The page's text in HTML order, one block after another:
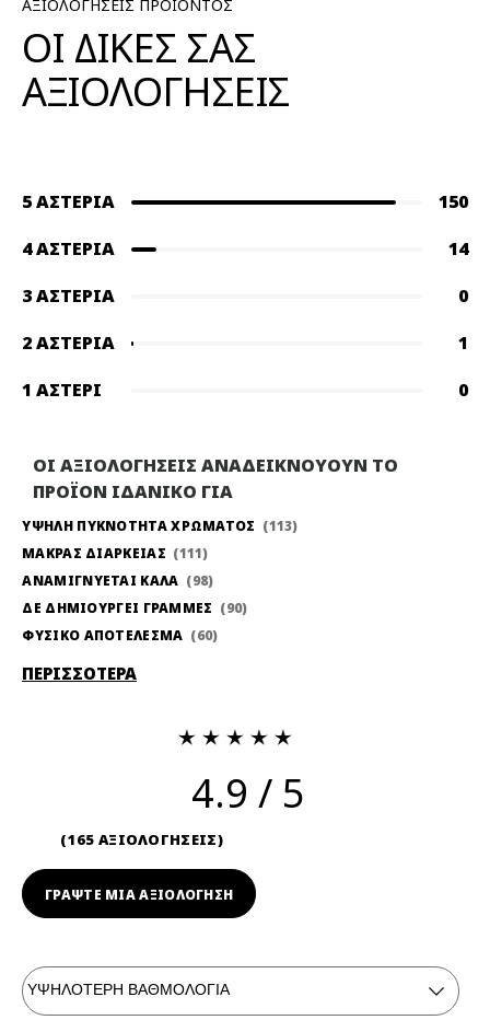
ΑΞΙΟΛΟΓΗΣΕΙΣ ΠΡΟΪΟΝΤΟΣ
ΟΙ ΔΙΚΕΣ ΣΑΣ
ΑΞΙΟΛΟΓΗΣΕΙΣ
5 ΑΣΤΈΡΙΑ
150
4 ΑΣΤΈΡΙΑ
14
3 ΑΣΤΈΡΙΑ
0
2 ΑΣΤΈΡΙΑ
1
1 ΑΣΤΈΡΙ
0
ΟΙ ΑΞΙΟΛΟΓΗΣΕΙΣ ΑΝΑΔΕΙΚΝΟΥΟΥΝ ΤΟ
ΠΡΟΪΟΝ ΙΔΑΝΙΚΟ ΓΙΑ
ΥΨΗΛΗ ΠΥΚΝΟΤΗΤΑ ΧΡΩΜΑΤΟΣ
113
ΜΑΚΡΑΣ ΔΙΑΡΚΕΙΑΣ
111
ΑΝΑΜΙΓΝΥΕΤΑΙ ΚΑΛΑ
98
ΔΕ ΔΗΜΙΟΥΡΓΕΙ ΓΡΑΜΜΕΣ
90
ΦΥΣΙΚΟ ΑΠΟΤΕΛΕΣΜΑ
60
ΠΕΡΙΣΣΟΤΕΡΑ
4.9
165 ΑΞΙΟΛΟΓΗΣΕΙΣ
ΓΡΆΨΤΕ ΜΙΑ ΑΞΙΟΛΟΓΗΣΗ